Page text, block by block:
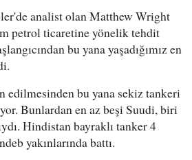
analist olan Matthew Wright
petrol ticaretine yönelik tehdit
bu yana yaşadığımız en
edilmesinden bu yana sekiz tankeri
Bunlardan en az beşi Suudi, biri
Hindistan bayraklı tanker 4
yakınlarında battı.